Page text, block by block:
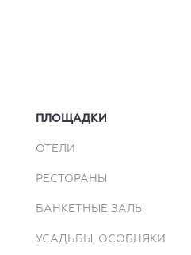
ПЛОЩАДКИ
ОТЕЛИ
РЕСТОРАНЫ
БАНКЕТНЫЕ ЗАЛЫ
УСАДЬБЫ, ОСОБНЯКИ